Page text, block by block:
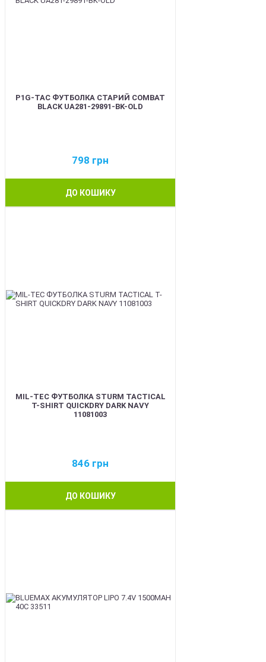
P1G-TAC ФУТБОЛКА СТАРИЙ COMBAT
BLACK UA281-29891-BK-OLD
798 грн
ДО КОШИКУ
MIL-TEC ФУТБОЛКА STURM TACTICAL
T-SHIRT QUICKDRY DARK NAVY
11081003
846 грн
ДО КОШИКУ